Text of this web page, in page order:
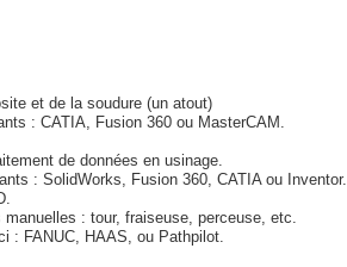
et de la soudure (un atout)
: CATIA, Fusion 360 ou MasterCAM.
de données en usinage.
: SolidWorks, Fusion 360, CATIA ou Inventor.
: tour, fraiseuse, perceuse, etc.
: FANUC, HAAS, ou Pathpilot.